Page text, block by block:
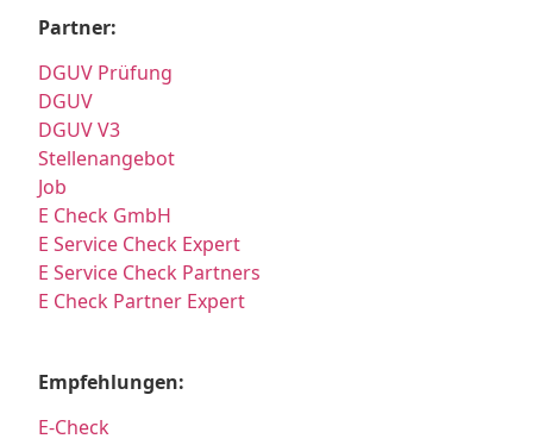
Partner:
DGUV Prüfung
DGUV
DGUV V3
Stellenangebot
Job
E Check GmbH
E Service Check Expert
E Service Check Partners
E Check Partner Expert
Empfehlungen:
E-Check